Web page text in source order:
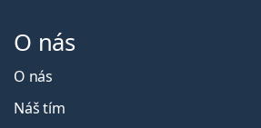
O nás
O nás
Náš tím